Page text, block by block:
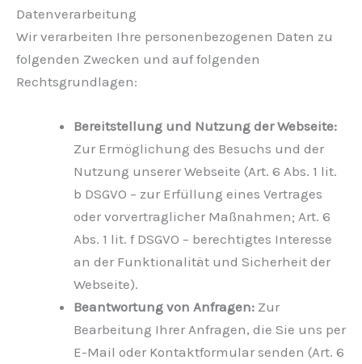
Datenverarbeitung
Wir verarbeiten Ihre personenbezogenen Daten zu
folgenden Zwecken und auf folgenden
Rechtsgrundlagen:
Bereitstellung und Nutzung der Webseite:
Zur Ermöglichung des Besuchs und der
Nutzung unserer Webseite (Art. 6 Abs. 1 lit.
b DSGVO – zur Erfüllung eines Vertrages
oder vorvertraglicher Maßnahmen; Art. 6
Abs. 1 lit. f DSGVO – berechtigtes Interesse
an der Funktionalität und Sicherheit der
Webseite).
Beantwortung von Anfragen: Zur
Bearbeitung Ihrer Anfragen, die Sie uns per
E-Mail oder Kontaktformular senden (Art. 6